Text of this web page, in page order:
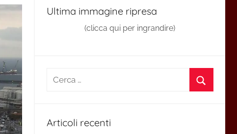
Ultima immagine ripresa
(clicca qui per ingrandire)
Ricerca
Articoli recenti